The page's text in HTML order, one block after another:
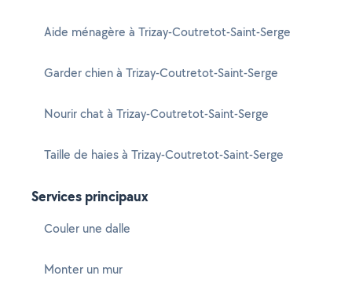
Aide ménagère à Trizay-Coutretot-Saint-Serge
Garder chien à Trizay-Coutretot-Saint-Serge
Nourir chat à Trizay-Coutretot-Saint-Serge
Taille de haies à Trizay-Coutretot-Saint-Serge
Services principaux
Couler une dalle
Monter un mur